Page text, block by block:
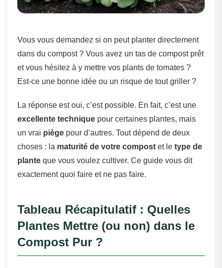
Vous vous demandez si on peut planter directement
dans du compost ? Vous avez un tas de compost prêt
et vous hésitez à y mettre vos plants de tomates ?
Est-ce une bonne idée ou un risque de tout griller ?
La réponse est oui, c’est possible. En fait, c’est une
excellente technique pour certaines plantes, mais
un vrai piège pour d’autres. Tout dépend de deux
choses : la maturité de votre compost et le type de
plante que vous voulez cultiver. Ce guide vous dit
exactement quoi faire et ne pas faire.
Tableau Récapitulatif : Quelles
Plantes Mettre (ou non) dans le
Compost Pur ?